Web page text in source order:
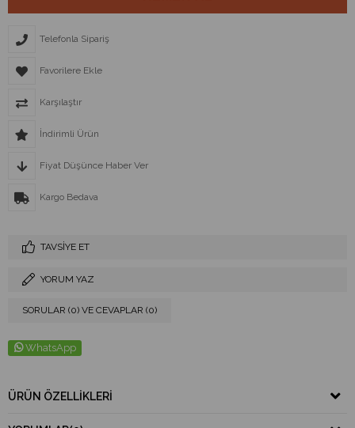
Telefonla Sipariş
Favorilere Ekle
Karşılaştır
İndirimli Ürün
Fiyat Düşünce Haber Ver
Kargo Bedava
TAVSIYE ET
YORUM YAZ
SORULAR (0) VE CEVAPLAR (0)
WhatsApp
ÜRÜN ÖZELLIKLERI